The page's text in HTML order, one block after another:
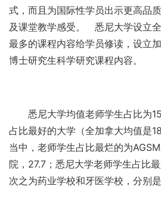
式，而且为国际性学员出示更高品
及课堂教学感受。 悉尼大学设立
最多的课程内容给学员修读，设立
博士研究生科学研究课程内容。
悉尼大学均值老师学生占比为15
占比最好的大学（全加拿大均值是
当中，老师学生占比最烂的为
院，27.7；悉尼大学老师学生占比
次之为药业学校和牙医学校，分别是